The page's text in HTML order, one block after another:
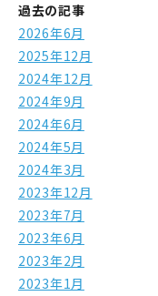
過去の記事
2026年6月
2025年12月
2024年12月
2024年9月
2024年6月
2024年5月
2024年3月
2023年12月
2023年7月
2023年6月
2023年2月
2023年1月